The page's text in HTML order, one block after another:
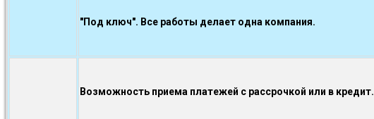
"Под ключ". Все работы делает одна компания.
Возможность приема платежей с рассрочкой или в кредит.